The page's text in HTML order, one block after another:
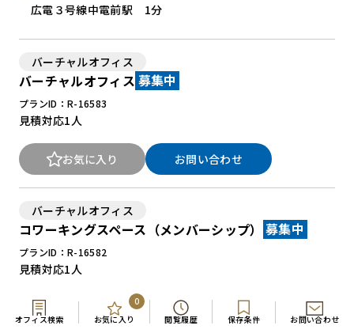
オフィス検索 お気に入り
0
閲覧履歴
保存条件 お問い合わせ
広電３号線中電前駅 1分
バーチャルオフィス
バーチャルオフィス 募集中
プランID：R-16583
見積対応1人
お気に入り お問い合わせ
バーチャルオフィス
コワーキングスペース（メンバーシップ） 募集中
プランID：R-16582
見積対応1人
お気に入り お問い合わせ